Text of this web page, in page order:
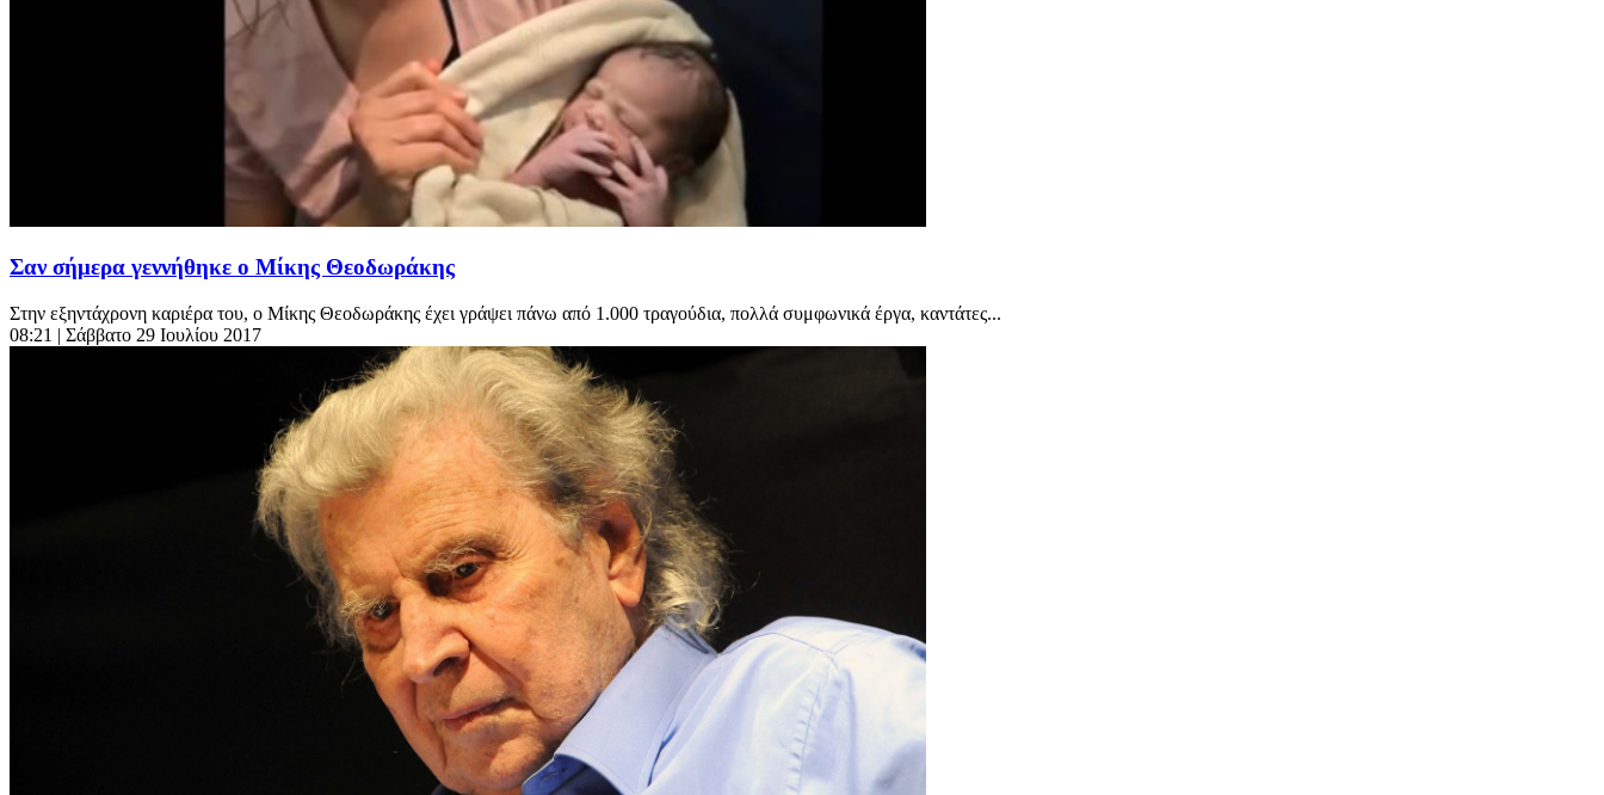
Σαν σήμερα γεννήθηκε ο Μίκης Θεοδωράκης
Στην εξηντάχρονη καριέρα του, ο Μίκης Θεοδωράκης έχει γράψει πάνω από 1.000 τραγούδια, πολλά συμφωνικά έργα, καντάτες...
08:21 | Σάββατο 29 Ιουλίου 2017